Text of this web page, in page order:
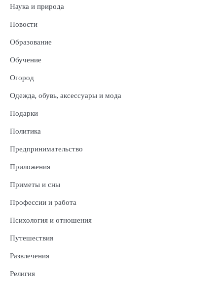
Наука и природа
Новости
Образование
Обучение
Огород
Одежда, обувь, аксессуары и мода
Подарки
Политика
Предпринимательство
Приложения
Приметы и сны
Профессии и работа
Психология и отношения
Путешествия
Развлечения
Религия